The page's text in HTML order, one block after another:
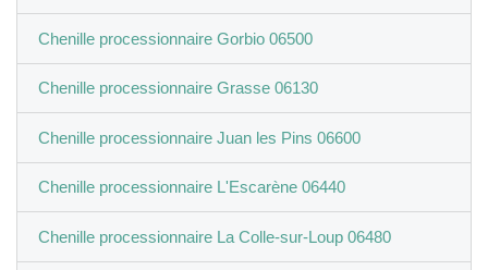
Chenille processionnaire Gorbio 06500
Chenille processionnaire Grasse 06130
Chenille processionnaire Juan les Pins 06600
Chenille processionnaire L'Escarène 06440
Chenille processionnaire La Colle-sur-Loup 06480